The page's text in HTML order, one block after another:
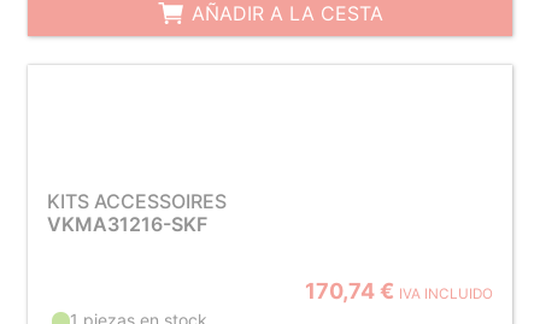
AÑADIR A LA CESTA
KITS ACCESSOIRES
VKMA31216-SKF
170,74 € IVA INCLUIDO
1 piezas en stock